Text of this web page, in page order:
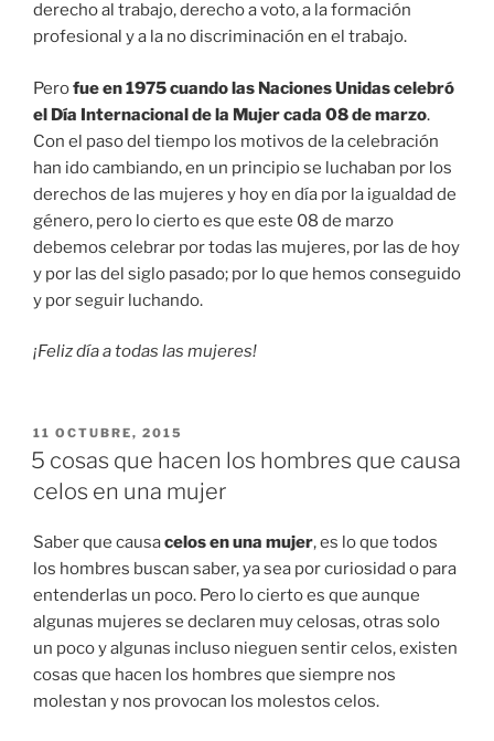
derecho al trabajo, derecho a voto, a la formación
profesional y a la no discriminación en el trabajo.
Perofue en 1975 cuando las Naciones Unidas celebró
el Día Internacional de la Mujer cada 08 de marzo.
Con el paso del tiempo los motivos de la celebración
han ido cambiando, en un principio se luchaban por los
derechos de las mujeres y hoy en día por la igualdad de
género, pero lo cierto es que este 08 de marzo
debemos celebrar por todas las mujeres, por las de hoy
y por las del siglo pasado; por lo que hemos conseguido
y por seguir luchando.
¡Feliz día a todas las mujeres!
PUBLICADO
EN
11 OCTUBRE, 2015
5 cosas que hacen los hombres que causa
celos en una mujer
Saber que causacelos en una mujer, es lo que todos
los hombres buscan saber, ya sea por curiosidad o para
entenderlas un poco. Pero lo cierto es que aunque
algunas mujeres se declaren muy celosas, otras solo
un poco y algunas incluso nieguen sentir celos, existen
cosas que hacen los hombres que siempre nos
molestan y nos provocan los molestos celos.